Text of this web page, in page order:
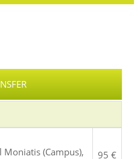
Moniatis (Campus),
95 €